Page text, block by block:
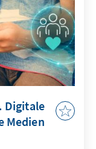
Digitale
Medien